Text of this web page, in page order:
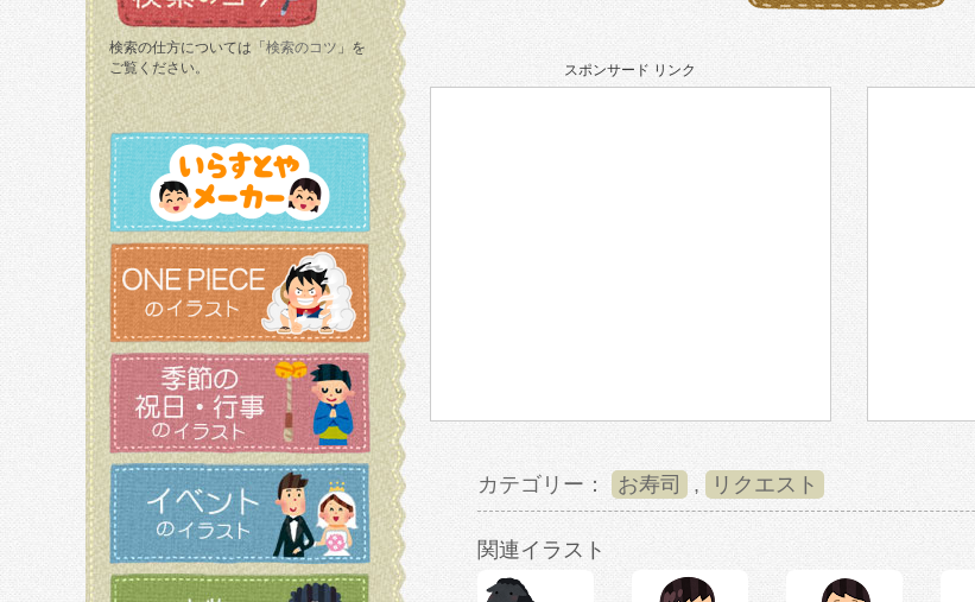
検索の仕方については「 検索のコツ 」を
ご覧ください。
スポンサード リンク
カテゴリー： お寿司 , リクエスト
関連イラスト